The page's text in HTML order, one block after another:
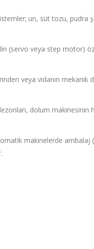
un, süt tozu, pudra
(servo veya step motor)
veya vidanın mekanik
dolum
makinelerde